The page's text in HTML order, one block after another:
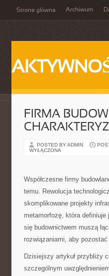
Strona główna Archiwum
FIRMA
POSTED BY ADMIN
WYŁĄCZONA
Współczesne firmy
temu. Rewolucja
skomplikowane projekty
metamorfozę, która
się budownictwem muszą
rozwiązaniami, aby
Dzisiejszy artykuł przybliży
szczególnym